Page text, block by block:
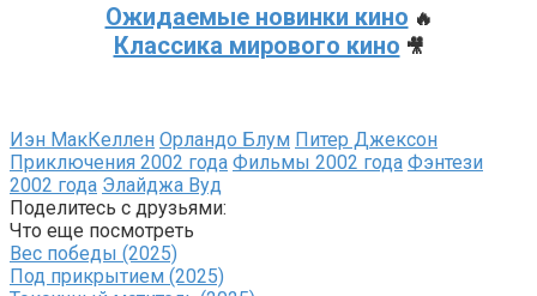
Ожидаемые новинки кино 🔥
Классика мирового кино 🎥
Иэн МакКеллен Орландо Блум Питер Джексон
Приключения 2002 года Фильмы 2002 года Фэнтези
2002 года Элайджа Вуд
Поделитесь с друзьями:
Что еще посмотреть
Вес победы (2025)
Под прикрытием (2025)